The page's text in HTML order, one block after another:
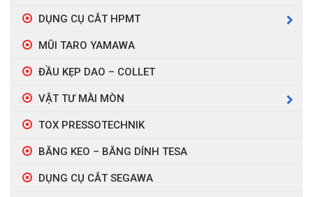
DỤNG CỤ CẮT HPMT
MŨI TARO YAMAWA
ĐẦU KẸP DAO – COLLET
VẬT TƯ MÀI MÒN
TOX PRESSOTECHNIK
BĂNG KEO – BĂNG DÍNH TESA
DỤNG CỤ CẮT SEGAWA